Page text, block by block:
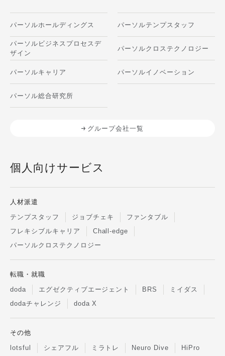
パーソルホールディングス パーソルテンプスタッフ
パーソルビジネスプロセスデ
ザイン
パーソルクロステクノロジー
パーソルキャリア パーソルイノベーション
パーソル総合研究所
グループ会社一覧
個人向けサービス
人材派遣
テンプスタッフ
ジョブチェキ
ファンタブル
フレキシブルキャリア
Chall-edge
パーソルクロステクノロジー
転職・就職
doda
エグゼクティブエージェント BRS
ミイダス
dodaチャレンジ
doda X
その他
lotsful
シェアフル ミラトレ Neuro Dive HiPro